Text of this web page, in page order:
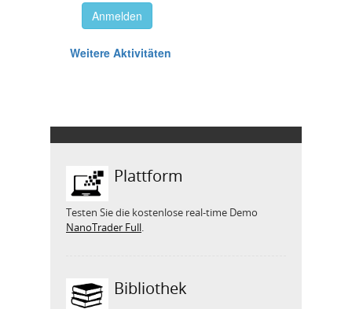
Plattform
Testen Sie die kostenlose real-time Demo
NanoTrader Full.
Bibliothek